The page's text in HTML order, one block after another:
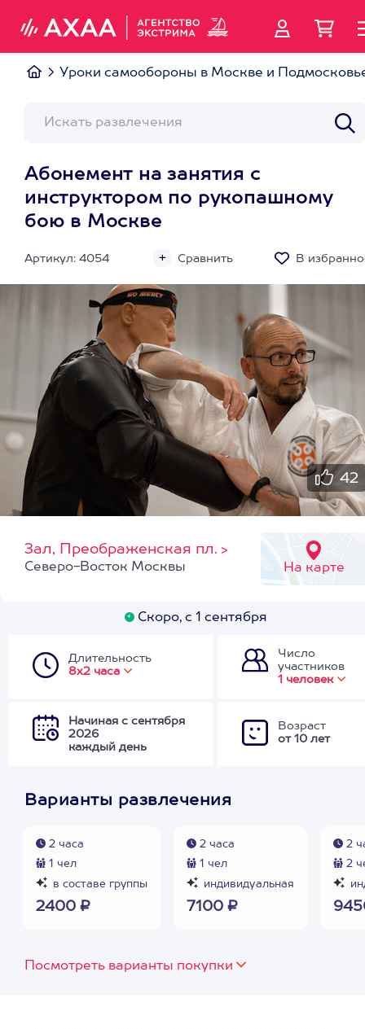
Уроки самообороны в Москве и
Абонемент на занятия с
инструктором по рукопашному
бою в Москве
Артикул: 4054 Сравнить В
42
Зал, Преображенская пл. >
На карте
Северо-Восток Москвы
Скоро, с 1 сентября
Длительность
8х2 часа
Число
участников
1 человек
Начиная с сентября
2026
каждый день
Возраст
от 10 лет
Варианты развлечения
2 часа
1 чел
в составе группы
2400 ₽
2 часа
1 чел
индивидуальная
7100 ₽
2
2
Посмотреть варианты покупки